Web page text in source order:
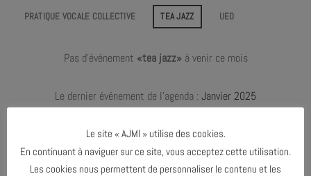
PRATIQUE VOCALE COLLECTIVE
TEA JAZZ UEO
Pas d'événement «tea jazz» à venir ce mois
Le dernier événement de l'agenda : Janvier 2025
JANVIER 2024
Le site « AJMI » utilise des cookies.
En continuant à naviguer sur ce site, vous acceptez cette utilisation.
Les cookies nous permettent de personnaliser le contenu et les